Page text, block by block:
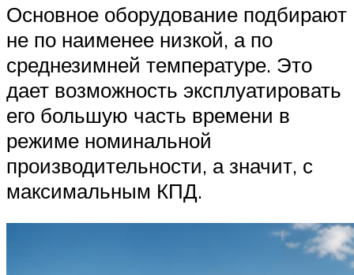
Основное оборудование подбирают
не по наименее низкой, а по
среднезимней температуре. Это
дает возможность эксплуатировать
его большую часть времени в
режиме номинальной
производительности, а значит, с
максимальным КПД.